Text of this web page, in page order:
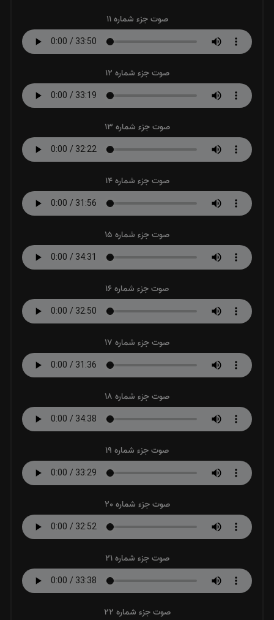
صوت جزء شماره 11
صوت جزء شماره 12
صوت جزء شماره 13
صوت جزء شماره 14
صوت جزء شماره 15
صوت جزء شماره 16
صوت جزء شماره 17
صوت جزء شماره 18
صوت جزء شماره 19
صوت جزء شماره 20
صوت جزء شماره 21
صوت جزء شماره 22